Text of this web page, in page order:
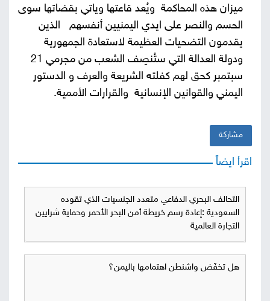
ميزان هذه المحاكمة ويُعد قاعتها وياتي بقضاتها سوى
الحسم والنصر على ايدي اليمنيين أنفسهم الذين
يقدمون التضحيات العظيمة لاستعادة الجمهورية
ودولة العدالة التي ستُنصِف الشعب من مجرمي 21
سبتمبر كحق لهم كفلته الشريعة والعرف و الدستور
اليمني والقوانين الإنسانية والقرارات الأممية.
مشاركة
اقرأ ايضاً
التحالف البحري الدفاعي متعدد الجنسيات الذي تقوده
السعودية :إعادة رسم خريطة أمن البحر الأحمر وحماية شرايين
التجارة العالمية
هل تخفّض واشنطن اهتمامها باليمن؟